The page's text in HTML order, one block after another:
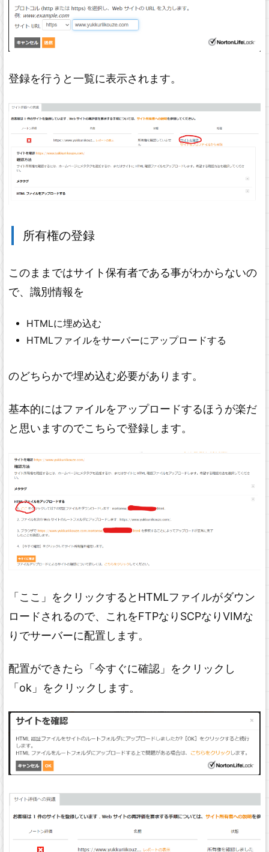
登録を行うと一覧に表示されます。
所有権の登録
このままではサイト保有者である事がわからないの
で、識別情報を
HTMLに埋め込む
HTMLファイルをサーバーにアップロードする
のどちらかで埋め込む必要があります。
基本的にはファイルをアップロードするほうが楽だ
と思いますのでこちらで登録します。
「ここ」をクリックするとHTMLファイルがダウン
ロードされるので、これをFTPなりSCPなりVIMな
りでサーバーに配置します。
配置ができたら「今すぐに確認」をクリックし
「ok」をクリックします。